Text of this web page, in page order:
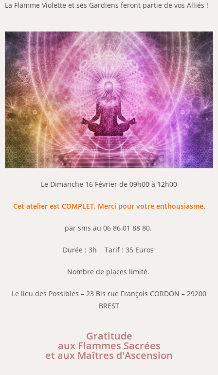
La Flamme Violette et ses Gardiens feront partie de vos Alliés !
Le Dimanche 16 Février de 09h00 à 12h00
Cet atelier est COMPLET. Merci pour votre enthousiasme.
par sms au 06 86 01 88 80.
Durée : 3h Tarif : 35 Euros
Nombre de places limité.
Le lieu des Possibles – 23 Bis rue François CORDON – 29200
BREST
Gratitude
aux Flammes Sacrées
et aux Maîtres d'Ascension